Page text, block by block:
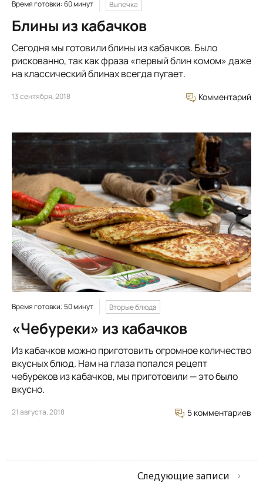
Время готовки: 60 минут Выпечка
Блины из кабачков
Сегодня мы готовили блины из кабачков. Было
рискованно, так как фраза «первый блин комом» даже
на классический блинах всегда пугает.
13 сентября, 2018 Комментарий
Время готовки: 50 минут Вторые блюда
«Чебуреки» из кабачков
Из кабачков можно приготовить огромное количество
вкусных блюд. Нам на глаза попался рецепт
чебуреков из кабачков, мы приготовили — это было
вкусно.
21 августа, 2018 5 комментариев
Следующие записи